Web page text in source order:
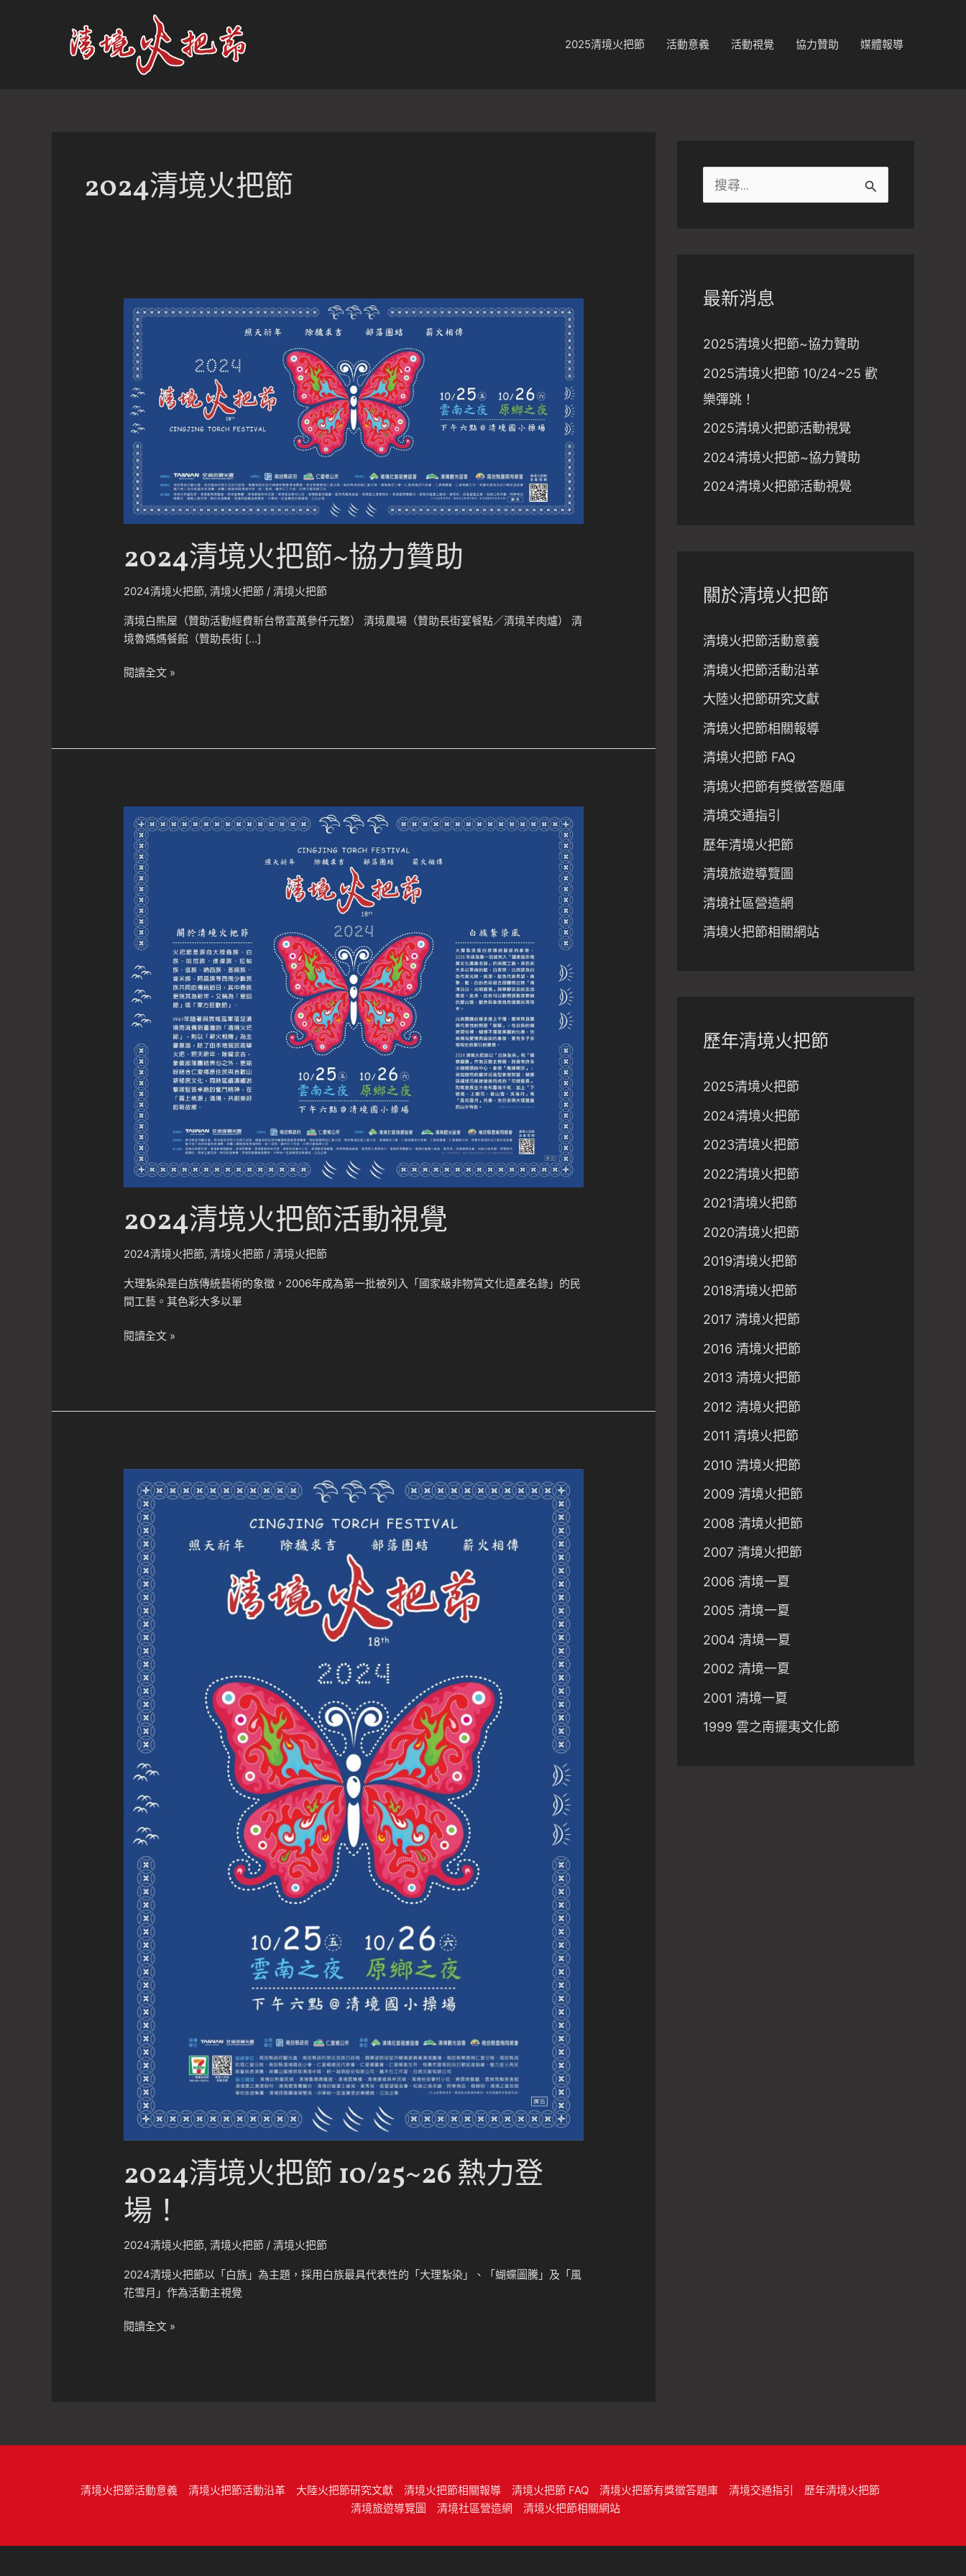
2025清境火把節 活動意義 活動視覺 協力贊助 媒體報導
2024清境火把節
2024清境火把節~協力贊助
2024清境火把節,清境火把節 /清境火把節
清境白熊屋（贊助活動經費新台幣壹萬參仟元整） 清境農場（贊助長街宴餐點／清境羊肉爐） 清
境魯媽媽餐館（贊助長街 […]
2024
贊
閱讀全文 »
2024清境火把節活動視覺
2024清境火把節,清境火把節 /清境火把節
大理紮染是白族傳統藝術的象徵，2006年成為第一批被列入「國家級非物質文化遺產名錄」的民
間工藝。其色彩大多以單
2024
閱讀全文 »
2024清境火把節 10/25~26 熱力登
場！
2024清境火把節,清境火把節 /清境火把節
2024清境火把節以「白族」為主題，採用白族最具代表性的「大理紮染」、「蝴蝶圖騰」及「風
花雪月」作為活動主視覺
2024
登
閱讀全文 »
尋
:最新消息
2025清境火把節~協力贊助
2025清境火把節 10/24~25 歡
樂彈跳！
2025清境火把節活動視覺
2024清境火把節~協力贊助
2024清境火把節活動視覺
關於清境火把節
清境火把節活動意義
清境火把節活動沿革
大陸火把節研究文獻
清境火把節相關報導
清境火把節 FAQ
清境火把節有獎徵答題庫
清境交通指引
歷年清境火把節
清境旅遊導覽圖
清境社區營造網
清境火把節相關網站
歷年清境火把節
2025清境火把節
2024清境火把節
2023清境火把節
2022清境火把節
2021清境火把節
2020清境火把節
2019清境火把節
2018清境火把節
2017 清境火把節
2016 清境火把節
2013 清境火把節
2012 清境火把節
2011 清境火把節
2010 清境火把節
2009 清境火把節
2008 清境火把節
2007 清境火把節
2006 清境一夏
2005 清境一夏
2004 清境一夏
2002 清境一夏
2001 清境一夏
1999 雲之南擺夷文化節
清境火把節活動意義 清境火把節活動沿革 大陸火把節研究文獻 清境火把節相關報導 清境火把節 FAQ 清境火把節有獎徵答題庫 清境交通指引
歷年清境火把節
清境旅遊導覽圖
清境社區營造網 清境火把節相關網站